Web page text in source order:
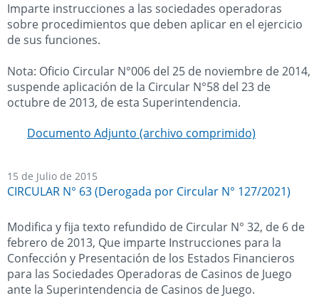
Imparte instrucciones a las sociedades operadoras
sobre procedimientos que deben aplicar en el ejercicio
de sus funciones.
Nota: Oficio Circular N°006 del 25 de noviembre de 2014,
suspende aplicación de la Circular N°58 del 23 de
octubre de 2013, de esta Superintendencia.
Documento Adjunto (archivo comprimido)
15 de Julio de 2015
CIRCULAR N° 63 (Derogada por Circular N° 127/2021)
Modifica y fija texto refundido de Circular N° 32, de 6 de
febrero de 2013, Que imparte Instrucciones para la
Confección y Presentación de los Estados Financieros
para las Sociedades Operadoras de Casinos de Juego
ante la Superintendencia de Casinos de Juego.